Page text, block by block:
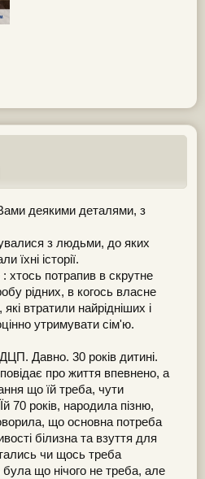
деякими деталями, з
з людьми, до яких
їхні історії.
хтось потрапив в скрутне
рідних, в когось власне
втратили найрідніших і
утримувати сім'ю.
Давно. 30 років дитині.
про життя впевнено, а
що їй треба, чути
Їй 70 років, народила пізню,
що основна потреба
білизна та взуття для
чи щось треба
була що нічого не треба, але